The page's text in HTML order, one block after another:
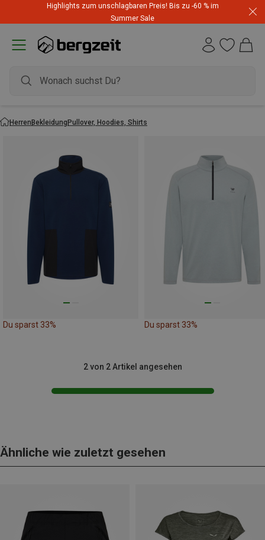
Highlights zum unschlagbaren Preis! Bis zu -60 % im
Summer Sale
HerrenBekleidungPullover, Hoodies, Shirts
Du sparst 33% Du sparst 33%
2 von 2 Artikel angesehen
Ähnliche wie zuletzt gesehen